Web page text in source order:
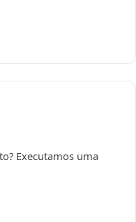
Executamos uma